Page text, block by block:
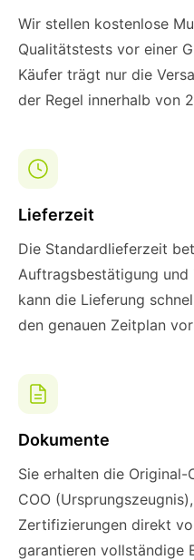
Wir stellen kostenlose
Qualitätstests vor einer
Käufer trägt nur die
der Regel innerhalb von
Lieferzeit
Die Standardlieferzeit
Auftragsbestätigung und
kann die Lieferung
den genauen Zeitplan
Dokumente
Sie erhalten die
COO
Zertifizierungen direkt
garantieren vollständige